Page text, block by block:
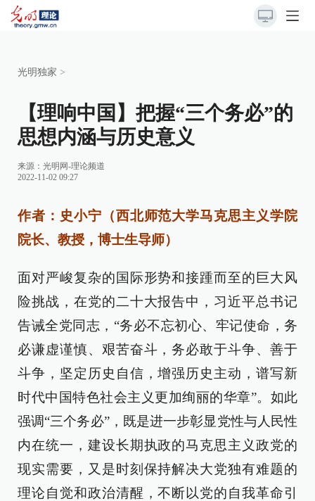
光明独家 >
【理响中国】把握“三个务必”的
思想内涵与历史意义
来源： 光明网-理论频道
2022-11-02 09:27
作者：史小宁（西北师范大学马克思主义学院
院长、教授，博士生导师）
面对严峻复杂的国际形势和接踵而至的巨大风
险挑战，在党的二十大报告中，习近平总书记
告诫全党同志，“务必不忘初心、牢记使命，务
必谦虚谨慎、艰苦奋斗，务必敢于斗争、善于
斗争，坚定历史自信，增强历史主动，谱写新
时代中国特色社会主义更加绚丽的华章”。如此
强调“三个务必”，既是进一步彰显党性与人民性
内在统一，建设长期执政的马克思主义政党的
现实需要，又是时刻保持解决大党独有难题的
理论自觉和政治清醒，不断以党的自我革命引